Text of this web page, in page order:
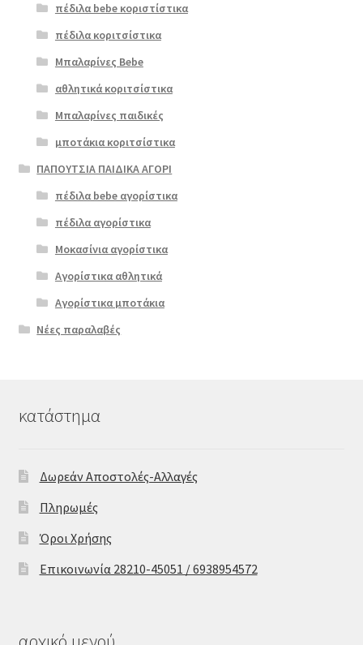
πέδιλα bebe κοριστίστικα
πέδιλα κοριτσίστικα
Μπαλαρίνες Bebe
αθλητικά κοριτσίστικα
Μπαλαρίνες παιδικές
μποτάκια κοριτσίστικα
ΠΑΠΟΥΤΣΙΑ ΠΑΙΔΙΚΑ ΑΓΟΡΙ
πέδιλα bebe αγορίστικα
πέδιλα αγορίστικα
Μοκασίνια αγορίστικα
Αγορίστικα αθλητικά
Αγορίστικα μποτάκια
Νέες παραλαβές
κατάστημα
Δωρεάν Αποστολές-Αλλαγές
Πληρωμές
Όροι Χρήσης
Επικοινωνία 28210-45051 / 6938954572